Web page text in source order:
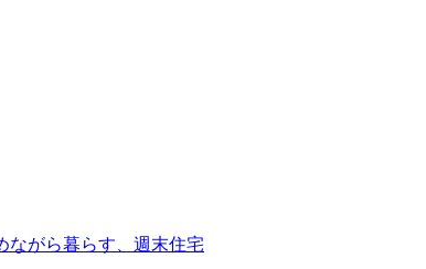
ながら暮らす、週末住宅